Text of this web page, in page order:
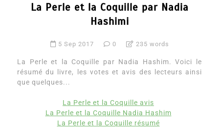
La Perle et la Coquille par Nadia
Hashimi
5 Sep 2017 0 235 words
La Perle et la Coquille par Nadia Hashim. Voici le
résumé du livre, les votes et avis des lecteurs ainsi
que quelques...
La Perle et la Coquille avis
La Perle et la Coquille Nadia Hashim
La Perle et la Coquille résumé